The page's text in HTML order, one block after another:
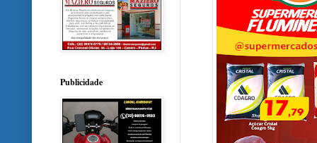
Publicidade